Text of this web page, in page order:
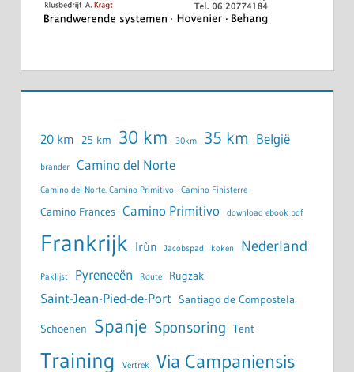
20 km 25 km 30 km 30km 35 km België
brander Camino del Norte
Camino del Norte. Camino Primitivo Camino Finisterre
Camino Frances Camino Primitivo download ebook pdf
Frankrijk Irùn Jacobspad koken Nederland
Paklijst Pyreneeën Route Rugzak
Saint-Jean-Pied-de-Port Santiago de Compostela
Schoenen Spanje Sponsoring Tent
Training Vertrek Via Campaniensis